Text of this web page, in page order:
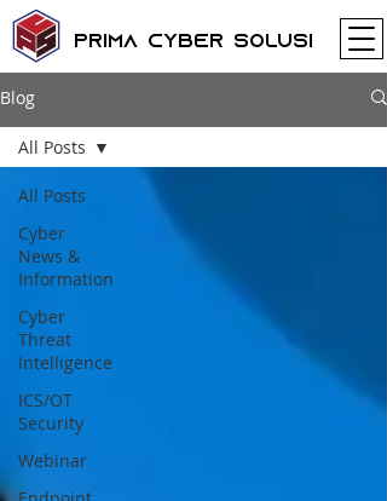
Prima Cyber Solusi
Blog
All Posts
Cyber
News &
Information
Cyber
Threat
Intelligence
ICS/OT
Security
Webinar
All Posts